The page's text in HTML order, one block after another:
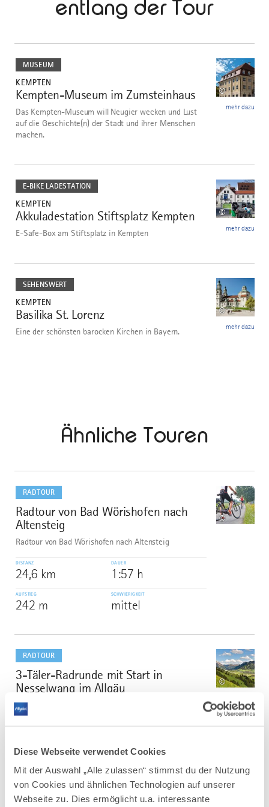
Diese Webseite verwendet Cookies
Mit der Auswahl „Alle zulassen“ stimmst du der Nutzung
von Cookies und ähnlichen Technologien auf unserer
Webseite zu. Dies ermöglicht u.a. interessante
entlang der Tour
MUSEUM
KEMPTEN
1
Kempten-Museum im Zumsteinhaus ©
Das Kempten-Museum will Neugier wecken und Lust
auf die Geschichte(n) der Stadt und ihrer Menschen
machen.
mehr dazu
dazu
E-BIKE LADESTATION
KEMPTEN
2
Akkuladestation Stiftsplatz Kempten ©
E-Safe-Box am Stiftsplatz in Kempten mehr dazu
dazu
SEHENSWERT
KEMPTEN
3
Basilika St. Lorenz ©
Eine der schönsten barocken Kirchen in Bayern. mehr dazu
dazu
Ähnliche Touren
RADTOUR
1
Radtour von Bad Wörishofen nach
Altensteig
©
Radtour von Bad Wörishofen nach Altensteig
DISTANZ
24,6 km
DAUER
1:57 h
AUFSTIEG
242 m
SCHWIERIGKEIT
mittel
dazu
RADTOUR
2
3-Täler-Radrunde mit Start in
Nesselwang im Allgäu
©
Gleich drei reizvolle Täler werden bei dieser Radrunde
durchfahren: Vilstal, Tannheimer Tal und Achtal.
45,0 km 3:45 h
AUFSTIEG
362 m
SCHWIERIGKEIT
mittel
dazu